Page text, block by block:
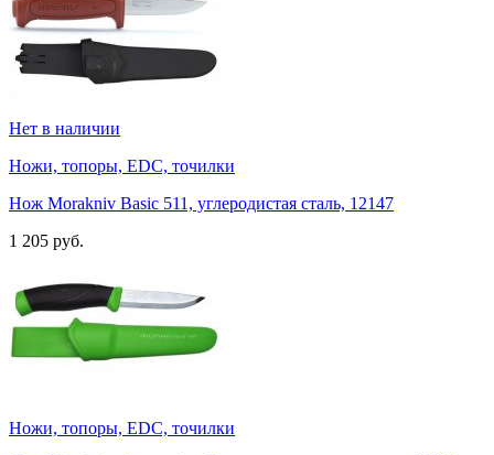
Нет в наличии
Ножи, топоры, EDC, точилки
Нож Morakniv Basic 511, углеродистая сталь, 12147
1 205 руб.
Ножи, топоры, EDC, точилки